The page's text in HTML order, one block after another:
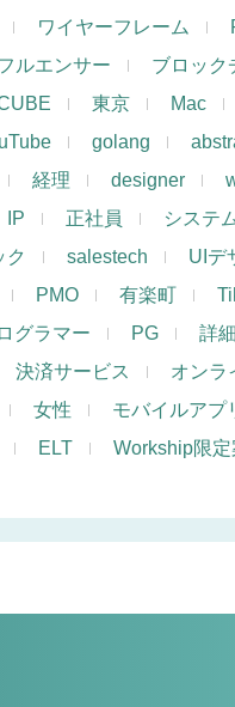
ワイヤーフレーム
ルエンサー
ブロック
東京 Mac
golang
経理 designer
IP 正社員 システ
ク salestech UIデ
PMO 有楽町
グラマー PG 詳
決済サービス オンラ
女性
モバイルアプ
ELT Workship限